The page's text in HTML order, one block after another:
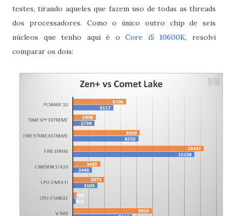
testes, tirando aqueles que fazem uso de todas as threads
dos processadores. Como o único outro chip de seis
núcleos que tenho aqui é oCore i5 10600K, resolvi
comparar os dois: